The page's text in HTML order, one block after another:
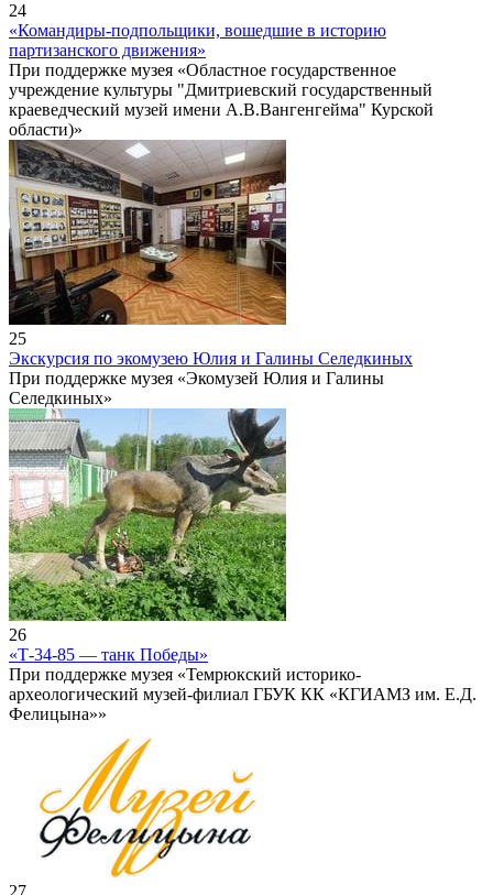
24
«Командиры-подпольщики, вошедшие в историю
партизанского движения»
При поддержке музея «Областное государственное
учреждение культуры "Дмитриевский государственный
краеведческий музей имени А.В.Вангенгейма" Курской
области)»
25
Экскурсия по экомузею Юлия и Галины Селедкиных
При поддержке музея «Экомузей Юлия и Галины
Селедкиных»
26
«Т-34-85 — танк Победы»
При поддержке музея «Темрюкский историко-
археологический музей-филиал ГБУК КК «КГИАМЗ им. Е.Д.
Фелицына»»